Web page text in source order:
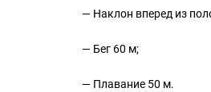
— Наклон вперед из
— Бег 60 м;
— Плавание 50 м.